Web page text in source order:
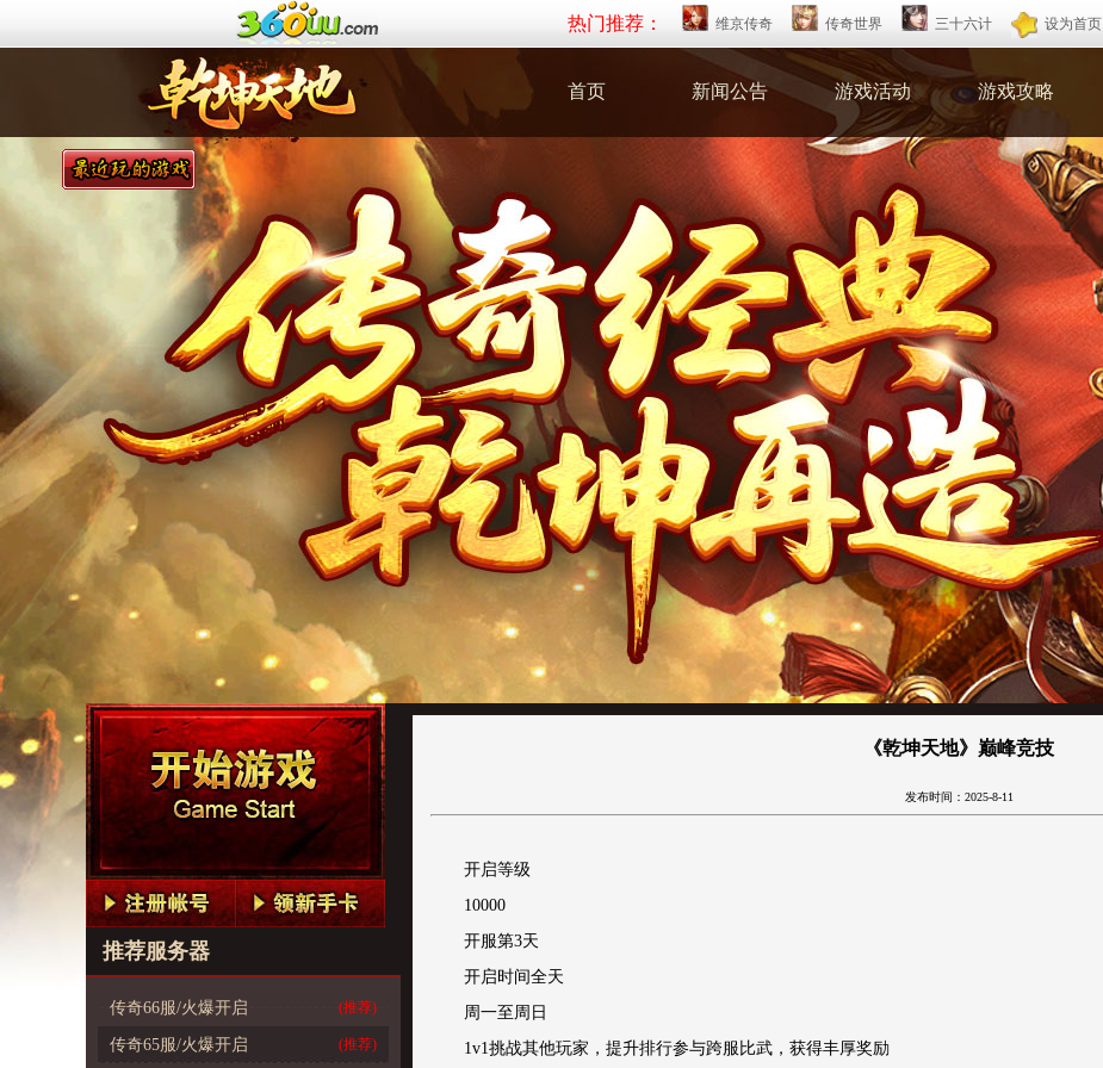
热门推荐： 维京传奇 传奇世界 三十六计 设为首页
首页 新闻公告 游戏活动 游戏攻略
推荐服务器
传奇66服/火爆开启 (推荐)
传奇65服/火爆开启 (推荐)
《乾坤天地》巅峰竞技
发布时间：2025-8-11
开启等级
10000
开服第3天
开启时间全天
周一至周日
1v1挑战其他玩家，提升排行参与跨服比武，获得丰厚奖励